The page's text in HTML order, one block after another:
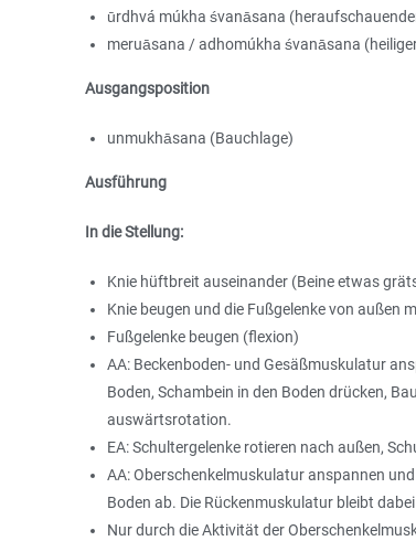
ūrdhvá múkha śvanāsana
meruāsana / adhomúkha śvanāsana
Ausgangsposition
unmukhāsana (Bauchlage)
Ausführung
In die Stellung:
Knie hüftbreit auseinander (Beine etwas
Knie beugen und die Fußgelenke von außen
Fußgelenke beugen (flexion)
AA: Beckenboden- und Gesäßmuskulatur
Boden, Schambein in den Boden drücken,
auswärtsrotation.
EA: Schultergelenke rotieren nach außen,
AA: Oberschenkelmuskulatur anspannen
Boden ab. Die Rückenmuskulatur bleibt
Nur durch die Aktivität der